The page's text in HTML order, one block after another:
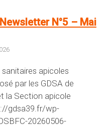
N°5 – Mai
apicoles
par les GDSA de
la Section apicole
gdsa39.fr/wp-
20260506-